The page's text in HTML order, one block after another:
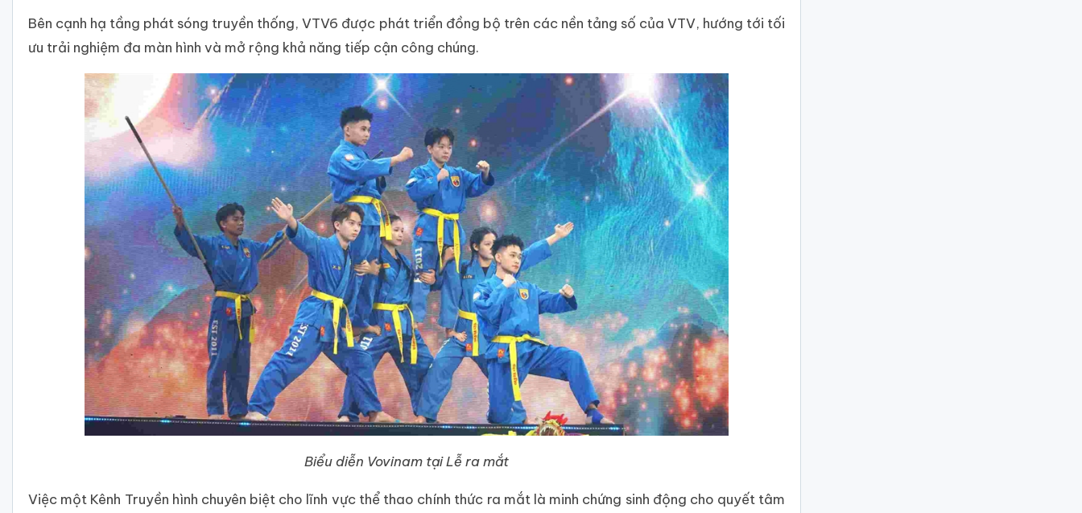
Bên cạnh hạ tầng phát sóng truyền thống, VTV6 được phát triển đồng bộ trên các nền tảng số của VTV, hướng tới tối
ưu trải nghiệm đa màn hình và mở rộng khả năng tiếp cận công chúng.
Biểu diễn Vovinam tại Lễ ra mắt
Việc một Kênh Truyền hình chuyên biệt cho lĩnh vực thể thao chính thức ra mắt là minh chứng sinh động cho quyết tâm